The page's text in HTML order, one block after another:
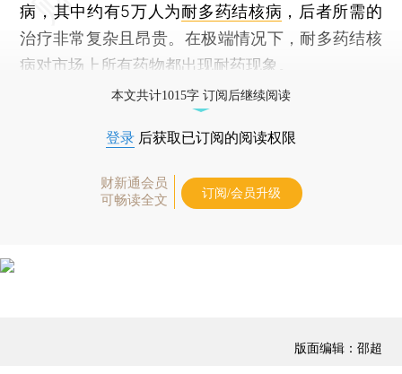
病，其中约有5万人为耐多药结核病 ，后者所需的
治疗非常复杂且昂贵。在极端情况下，耐多药结核
病对市场上所有药物都出现耐药现象。
本文共计1015字 订阅后继续阅读
登录 后获取已订阅的阅读权限
财新通会员
可畅读全文
订阅/会员升级
版面编辑：邵超